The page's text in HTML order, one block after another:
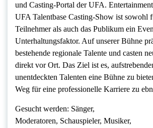
und Casting-Portal der UFA.
UFA Talentbase Casting-Show ist sowohl
Teilnehmer als auch das Publikum ein
Unterhaltungsfaktor. Auf unserer Bühne
bestehende regionale Talente und casten
direkt vor Ort. Das Ziel ist es,
unentdeckten Talenten eine Bühne zu
Weg für eine professionelle Karriere zu
Gesucht werden: Sänger,
Moderatoren, Schauspieler, Musiker,